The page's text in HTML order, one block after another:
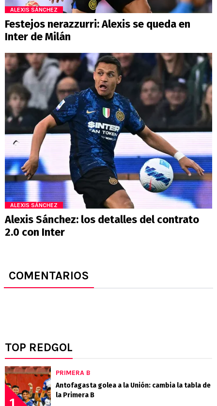
ALEXIS SÁNCHEZ
Festejos nerazzurri: Alexis se queda en
Inter de Milán
ALEXIS SÁNCHEZ
Alexis Sánchez: los detalles del contrato
2.0 con Inter
COMENTARIOS
TOP REDGOL
1
PRIMERA B
Antofagasta golea a la Unión: cambia la tabla de
la Primera B